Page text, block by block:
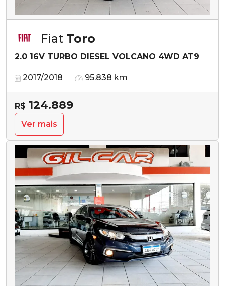
Fiat Toro
2.0 16V TURBO DIESEL VOLCANO 4WD AT9
2017/2018 95.838 km
R$ 124.889
Ver mais